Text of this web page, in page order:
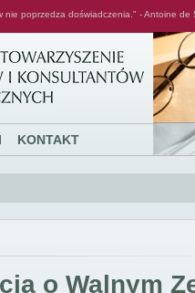
nie poprzedza doświadczenia." - Antoine de
KONTAKT
o Walnym